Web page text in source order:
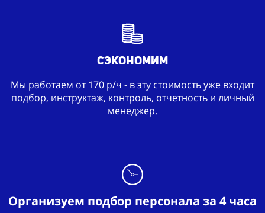
Сэкономим
Мы работаем от 170 р/ч - в эту стоимость уже входит
подбор, инструктаж, контроль, отчетность и личный
менеджер.
Организуем подбор персонала за 4 часа